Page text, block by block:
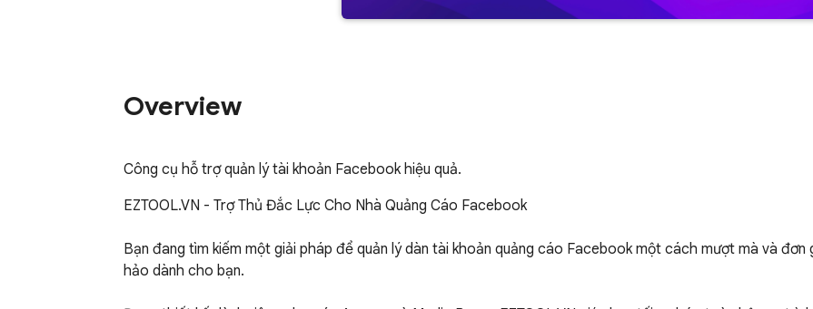
Overview
Công cụ hỗ trợ quản lý tài khoản Facebook hiệu quả.
EZTOOL.VN - Trợ Thủ Đắc Lực Cho Nhà Quảng Cáo Facebook
Bạn đang tìm kiếm một giải pháp để quản lý dàn tài khoản quảng cáo Facebook một cách mượt mà và đơn
hảo dành cho bạn.